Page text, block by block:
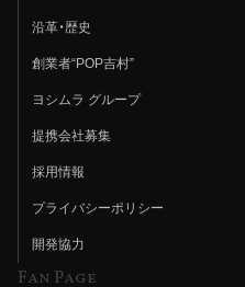
沿革・歴史
創業者“POP吉村”
ヨシムラ グループ
提携会社募集
採用情報
プライバシーポリシー
開発協力
Fan Page